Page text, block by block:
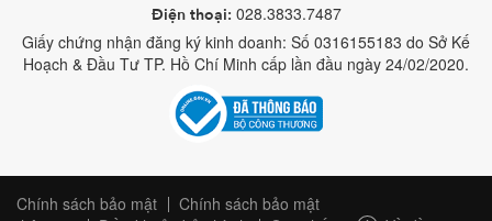
Điện thoại: 028.3833.7487
Giấy chứng nhận đăng ký kinh doanh: Số 0316155183 do Sở Kế
Hoạch & Đầu Tư TP. Hồ Chí Minh cấp lần đầu ngày 24/02/2020.
Chính sách bảo mật
Chính sách bảo mật